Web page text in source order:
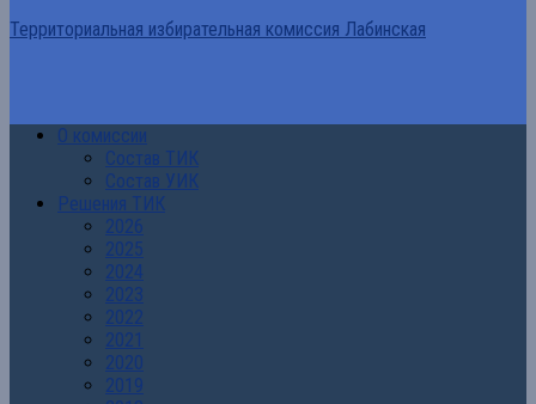
Территориальная избирательная комиссия Лабинская
О комиссии
Состав ТИК
Состав УИК
Решения ТИК
2026
2025
2024
2023
2022
2021
2020
2019